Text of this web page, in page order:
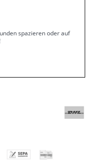
spazieren oder auf